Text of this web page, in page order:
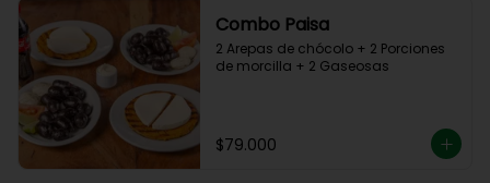
Combo Paisa
2 Arepas de chócolo + 2 Porciones
de morcilla + 2 Gaseosas
$79.000